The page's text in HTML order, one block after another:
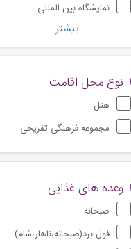
نمایشگاه بین المللی
بیشتر
نوع محل اقامت
هتل
مجموعه فرهنگی تفریحی
وعده های غذایی
صبحانه
فول برد(صبحانه،ناهار،شام)